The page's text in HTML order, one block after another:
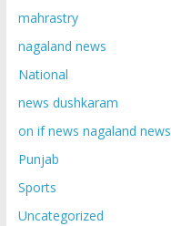
mahrastry
nagaland news
National
news dushkaram
on if news nagaland news
Punjab
Sports
Uncategorized